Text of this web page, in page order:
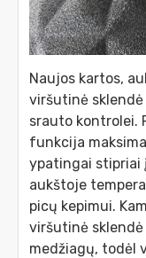
Naujos kartos,
viršutinė
srauto kontrolei.
funkcija
ypatingai stipriai
aukštoje
picų kepimui.
viršutinė
medžiagų, todėl